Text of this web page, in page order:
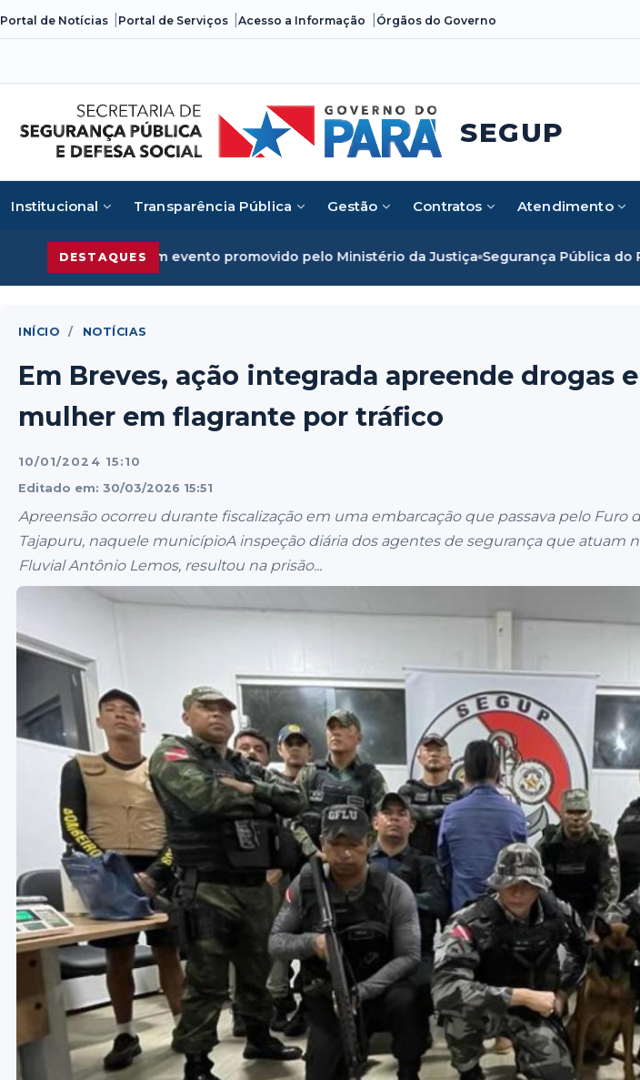
Portal de Notícias Portal de Serviços Acesso a Informação Órgãos do Governo
SEGUP
Institucional Transparência Pública Gestão Contratos Atendimento
DESTAQUES
evento promovido pelo Ministério da Justiça Segurança Pública do Pará alcança
INÍCIO / NOTÍCIAS
Em Breves, ação integrada apreende drogas
mulher em flagrante por tráfico
10/01/2024 15:10
Editado em: 30/03/2026 15:51
Apreensão ocorreu durante fiscalização em uma embarcação que passava pelo Furo
Tajapuru, naquele municípioA inspeção diária dos agentes de segurança que atuam
Fluvial Antônio Lemos, resultou na prisão...